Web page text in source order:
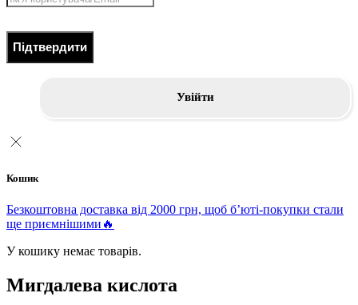
Підтвердити
Увійти
Кошик
Безкоштовна доставка від 2000 грн, щоб б’юті-покупки стали
ще приємнішими🔥
У кошику немає товарів.
Мигдалева кислота